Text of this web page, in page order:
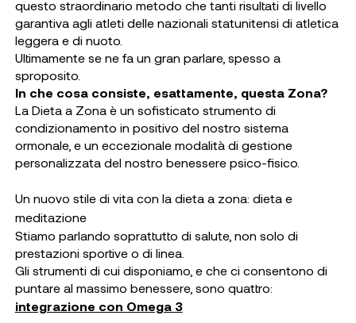
questo straordinario metodo che tanti risultati di livello
garantiva agli atleti delle nazionali statunitensi di atletica
leggera e di nuoto.
Ultimamente se ne fa un gran parlare, spesso a
sproposito.
In che cosa consiste, esattamente, questa Zona?
La Dieta a Zona è un sofisticato strumento di
condizionamento in positivo del nostro sistema
ormonale, e un eccezionale modalità di gestione
personalizzata del nostro benessere psico-fisico.
Un nuovo stile di vita con la dieta a zona: dieta e
meditazione
Stiamo parlando soprattutto di salute, non solo di
prestazioni sportive o di linea.
Gli strumenti di cui disponiamo, e che ci consentono di
puntare al massimo benessere, sono quattro:
integrazione con Omega 3